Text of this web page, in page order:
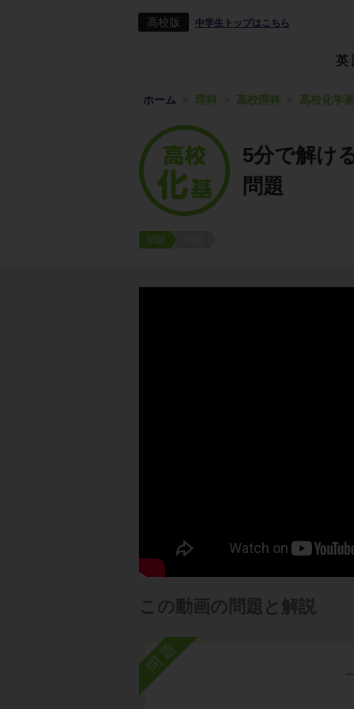
高校版 中学生トップはこちら
英
ホーム 理科 高校理科 高校化学
5分で解け
問題
問題
この動画の問題と解説
問題